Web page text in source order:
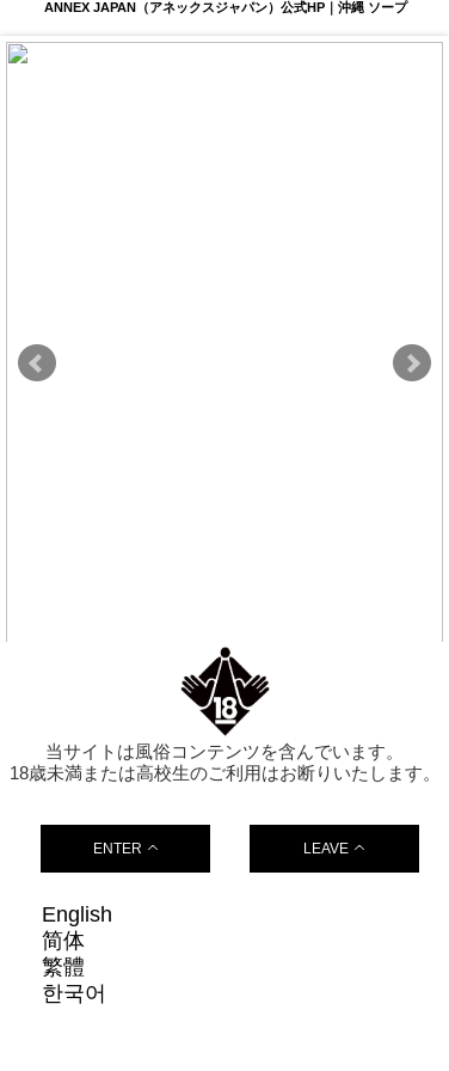
当サイトは風俗コンテンツを含んでいます。
18歳未満または高校生のご利用はお断りいたします。
ENTER LEAVE
ANNEX JAPAN（アネックスジャパン）公式HP｜沖縄 ソープ
English
简体
繁體
한국어